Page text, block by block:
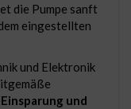
die Pumpe sanft
eingestellten
und Elektronik
und